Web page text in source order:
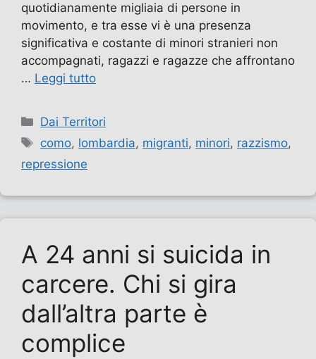
quotidianamente migliaia di persone in
movimento, e tra esse vi è una presenza
significativa e costante di minori stranieri non
accompagnati, ragazzi e ragazze che affrontano
… Leggi tutto
Categorie
Dai Territori
Tag
como, lombardia, migranti, minori, razzismo,
repressione
A 24 anni si suicida in
carcere. Chi si gira
dall’altra parte è
complice